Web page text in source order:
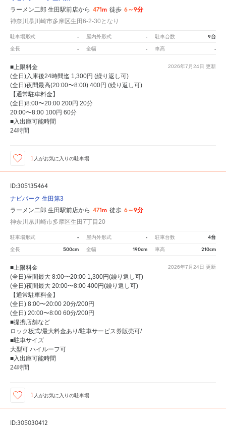
ラーメン二郎 生田駅前店から 471m 徒歩 6～9分
神奈川県川崎市多摩区生田6-2-30となり
駐車場形式 - 屋内外形式 - 駐車台数 9台
全長 - 全幅 - 車高 -
2026年7月24日 更新
■上限料金
(全日)入庫後24時間迄 1,300円 (繰り返し可)
(全日)夜間最高(20:00〜8:00) 400円 (繰り返し可)
【通常駐車料金】
(全日)8:00〜20:00 200円 20分
20:00〜8:00 100円 60分
■入出庫可能時間
24時間
1 人がお気に入りの駐車場
ID:305135464
ナビパーク 生田第3
ラーメン二郎 生田駅前店から 471m 徒歩 6～9分
神奈川県川崎市多摩区生田7丁目20
駐車場形式 - 屋内外形式 - 駐車台数 4台
全長 500cm 全幅 190cm 車高 210cm
2026年7月24日 更新
■上限料金
(全日)昼間最大 8:00〜20:00 1,300円(繰り返し可)
(全日)夜間最大 20:00〜8:00 400円(繰り返し可)
【通常駐車料金】
(全日) 8:00〜20:00 20分/200円
(全日) 20:00〜8:00 60分/200円
■提携店舗など
ロック板式/最大料金あり/駐車サービス券販売可/
■駐車サイズ
大型可 ハイルーフ可
■入出庫可能時間
24時間
1 人がお気に入りの駐車場
ID:305030412